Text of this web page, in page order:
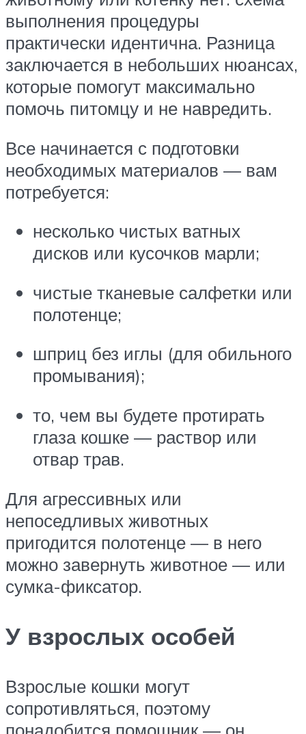
выполнения процедуры
практически идентична. Разница
заключается в небольших нюансах,
которые помогут максимально
помочь питомцу и не навредить.
Все начинается с подготовки
необходимых материалов — вам
потребуется:
несколько чистых ватных
дисков или кусочков марли;
чистые тканевые салфетки или
полотенце;
шприц без иглы (для обильного
промывания);
то, чем вы будете протирать
глаза кошке — раствор или
отвар трав.
Для агрессивных или
непоседливых животных
пригодится полотенце — в него
можно завернуть животное — или
сумка-фиксатор.
У взрослых особей
Взрослые кошки могут
сопротивляться, поэтому